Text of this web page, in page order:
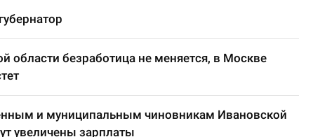
области безработица не меняется, в Москве
и муниципальным чиновникам Ивановской
увеличены зарплаты